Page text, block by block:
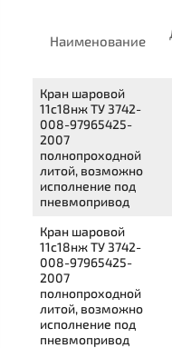
Наименование
Кран шаровой
11с18нжТУ 3742-
008-97965425-
2007
полнопроходной
литой, возможно
исполнение под
пневмопривод
Кран шаровой
11с18нжТУ 3742-
008-97965425-
2007
полнопроходной
литой, возможно
исполнение под
пневмопривод